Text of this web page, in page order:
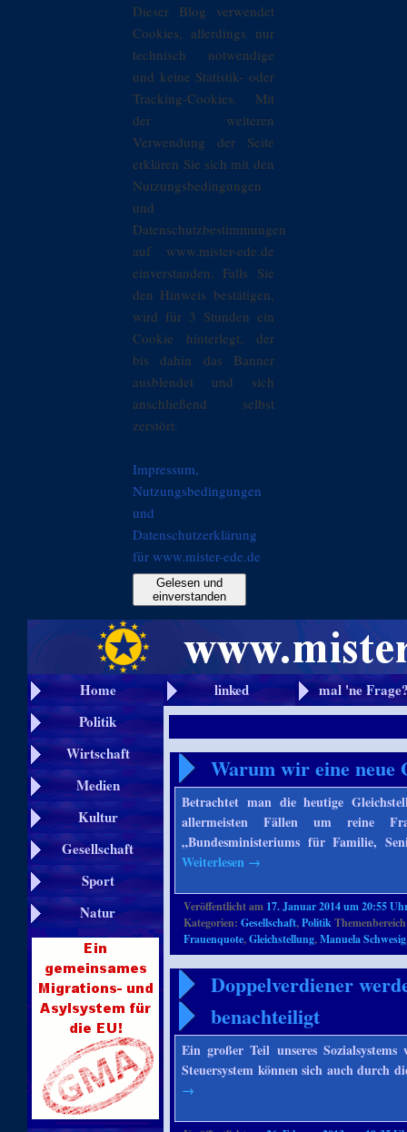
Dieser Blog verwendet
Cookies, allerdings nur
technisch notwendige
und keine Statistik- oder
Tracking-Cookies. Mit
der weiteren
Verwendung der Seite
erklären Sie sich mit den
Nutzungsbedingungen
und
Datenschutzbestimmungen
auf www.mister-ede.de
einverstanden. Falls Sie
den Hinweis bestätigen,
wird für 3 Stunden ein
Cookie hinterlegt, der
bis dahin das Banner
ausblendet und sich
anschließend selbst
zerstört.
Impressum,
Nutzungsbedingungen
und
Datenschutzerklärung
für www.mister-ede.de
Gelesen und
einverstanden
Home linked
mal 'ne
Politik
Wirtschaft
Medien
Kultur
Gesellschaft
Sport
Natur
Warum wir eine neue
Betrachtet man die heutige
allermeisten Fällen um reine
„Bundesministeriums für Familie,
Weiterlesen →
Veröffentlicht am 17. Januar 2014 um 20:55
Kategorien:Gesellschaft,Politik
Frauenquote,Gleichstellung,Manuela Schwesig
Doppelverdiener
benachteiligt
Ein großer Teil unseres
Steuersystem können sich auch durch
→